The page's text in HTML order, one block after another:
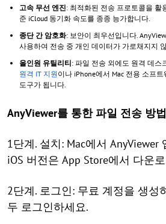
고속 무선 엔진: 최적화된 전송 프로토콜을 활
준 iCloud 동기화 속도를 종종 능가합니다.
종단 간 암호화: 보안이 최우선입니다.
사용하여 전송 중 개인 데이터가 가로채지지
올인원 유틸리티: 파일 전송 외에도 원격 데스
원격 IT 지원이나 iPhone에서 Mac 전용 소프
도구가 됩니다.
AnyViewer를 통한 파일 전송 방법
1단계. 설치: Mac에서 AnyViewer
iOS 버전은 App Store에서 다운
2단계. 로그인: 무료 계정을 생성
두 로그인하세요.